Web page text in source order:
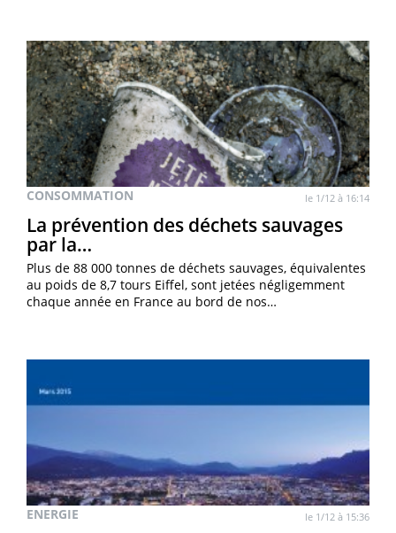
CONSOMMATION le 1/12 à 16:14
La prévention des déchets sauvages
par la…
Plus de 88 000 tonnes de déchets sauvages, équivalentes
au poids de 8,7 tours Eiffel, sont jetées négligemment
chaque année en France au bord de nos…
ENERGIE le 1/12 à 15:36